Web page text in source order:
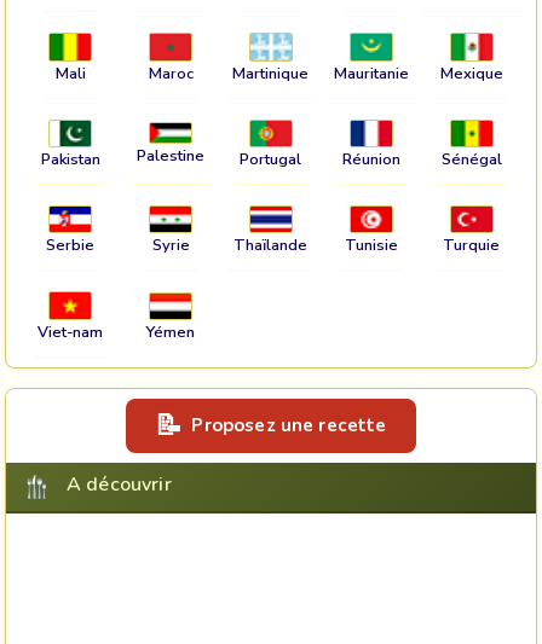
Mali Maroc Martinique Mauritanie Mexique
Pakistan Palestine Portugal Réunion Sénégal
Serbie Syrie Thaïlande Tunisie Turquie
Viet-nam Yémen
Proposez une recette
A découvrir